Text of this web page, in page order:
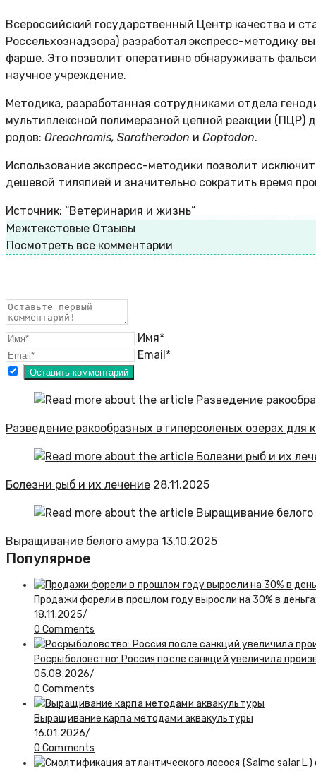
Всероссийский государственный Центр качества и
Россельхознадзора) разработал экспресс-методику
фарше. Это позволит оперативно обнаруживать
научное учреждение.
Методика, разработанная сотрудниками отдела
мультиплексной полимеразной цепной реакции (ПЦР)
родов: Oreochromis, Sarotherodon и Coptodon.
Использование экспресс-методики позволит
дешевой тиляпией и значительно сократить время
Источник: “Ветеринария и жизнь”
Межтекстовые Отзывы
Посмотреть все комментарии
Имя*
Email*
Разведение ракообразных в гиперсоленых озерах для
Болезни рыб и их лечение 28.11.2025
Выращивание белого амура 13.10.2025
Популярное
Продажи форели в прошлом году выросли на 30% в
18.11.2025/
0 Comments
Росрыболовство: Россия после санкций увеличила
05.08.2026/
0 Comments
Выращивание карпа методами аквакультуры
16.01.2026/
0 Comments